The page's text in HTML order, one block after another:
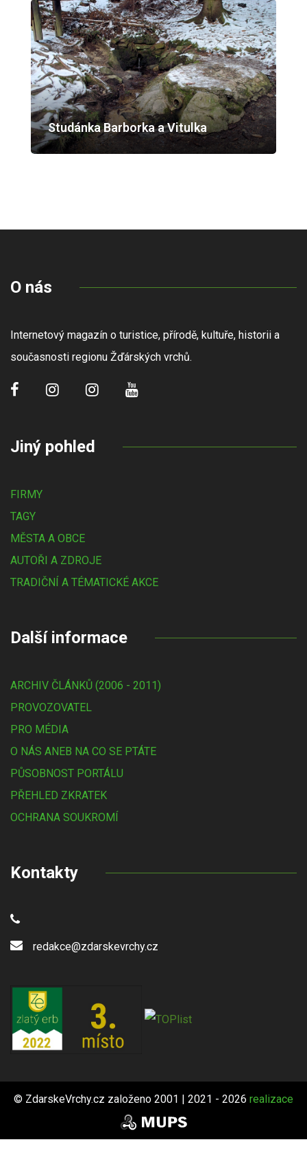
Studánka Barborka a Vitulka
O nás
Internetový magazín o turistice, přírodě, kultuře, historii a
současnosti regionu Žďárských vrchů.
Jiný pohled
FIRMY
TAGY
MĚSTA A OBCE
AUTOŘI A ZDROJE
TRADIČNÍ A TÉMATICKÉ AKCE
Další informace
ARCHIV ČLÁNKŮ (2006 - 2011)
PROVOZOVATEL
PRO MÉDIA
O NÁS ANEB NA CO SE PTÁTE
PŮSOBNOST PORTÁLU
PŘEHLED ZKRATEK
OCHRANA SOUKROMÍ
Kontakty
redakce@zdarskevrchy.cz
© ZdarskeVrchy.cz založeno 2001 | 2021 - 2026 realizace